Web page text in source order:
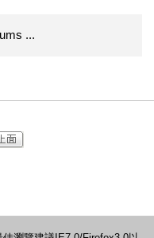
...